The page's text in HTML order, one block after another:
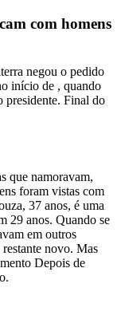
com homens
negou o pedido
início de , quando
presidente. Final do
que namoravam,
foram vistas com
37 anos, é uma
29 anos. Quando se
em outros
novo. Mas
Depois de